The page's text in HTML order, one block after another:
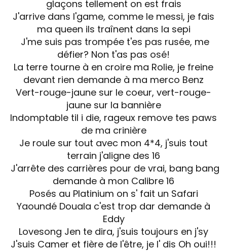
glaçons tellement on est frais
J'arrive dans l'game, comme le messi, je fais
ma queen ils traînent dans la sepi
J'me suis pas trompée t'es pas rusée, me
défier? Non t'as pas osé!
La terre tourne à en croire ma Rolie, je freine
devant rien demande à ma merco Benz
Vert-rouge-jaune sur le coeur, vert-rouge-
jaune sur la bannière
Indomptable til i die, rageux remove tes paws
de ma crinière
Je roule sur tout avec mon 4*4, j'suis tout
terrain j'aligne des 16
J'arrête des carrières pour de vrai, bang bang
demande à mon Calibre 16
Posés au Platinium on s' fait un Safari
Yaoundé Douala c'est trop dar demande à
Eddy
Lovesong Jen te dira, j'suis toujours en j'sy
J'suis Camer et fière de l'être, je l' dis Oh oui!!!